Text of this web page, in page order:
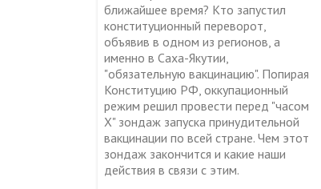
ближайшее время? Кто запустил
конституционный переворот,
объявив в одном из регионов, а
именно в Саха-Якутии,
"обязательную вакцинацию". Попирая
Конституцию РФ, оккупационный
режим решил провести перед "часом
Х" зондаж запуска принудительной
вакцинации по всей стране. Чем этот
зондаж закончится и какие наши
действия в связи с этим.